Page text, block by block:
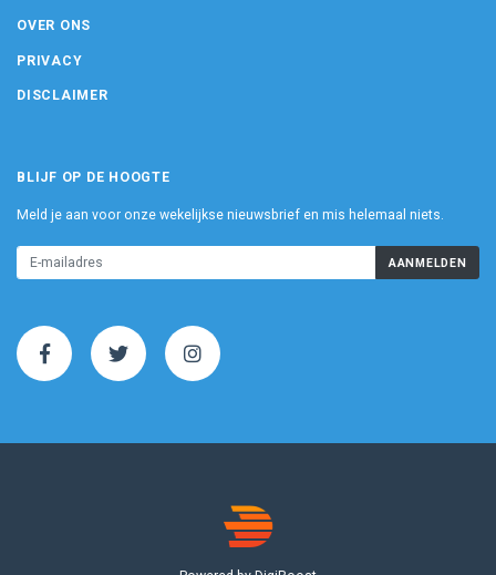
OVER ONS
PRIVACY
DISCLAIMER
BLIJF OP DE HOOGTE
Meld je aan voor onze wekelijkse nieuwsbrief en mis helemaal niets.
AANMELDEN